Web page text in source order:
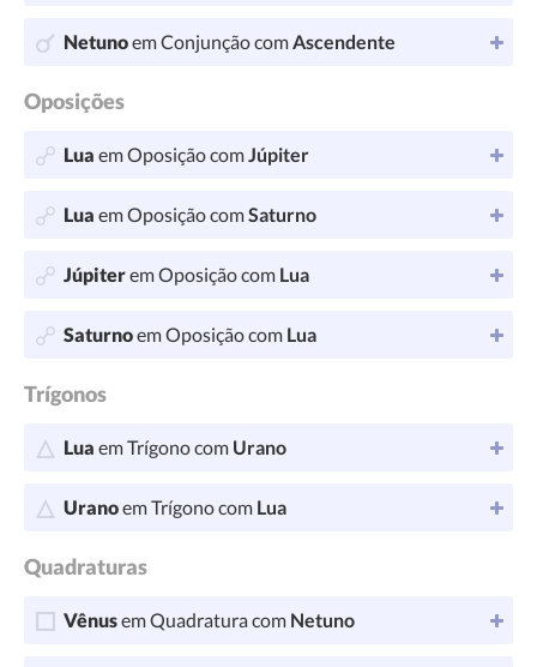
Netunoem Conjunção comAscendente
Oposições
Lua em Oposição comJúpiter
Lua em Oposição comSaturno
Júpiterem Oposição com Lua
Saturnoem Oposição com Lua
Trígonos
Lua em Trígono com Urano
Uranoem Trígono com Lua
Quadraturas
Vênusem Quadratura com Netuno